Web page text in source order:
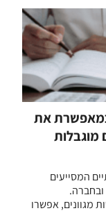
כמאפשרת את
המסייעים
מגוונים, אפשרו